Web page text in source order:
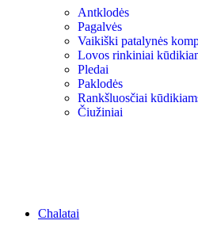
Antklodės
Pagalvės
Vaikiški patalynės
Lovos rinkiniai
Pledai
Paklodės
Rankšluosčiai
Čiužiniai
Chalatai